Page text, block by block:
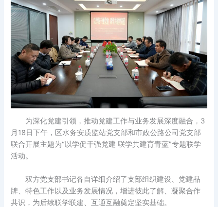
为深化党建引领，推动党建工作与业务发展深度融合，3
月18日下午，区水务安质监站党支部和市政公路公司党支部
联合开展主题为“以学促干强党建 联学共建育青蓝”专题联学
活动。
双方党支部书记各自详细介绍了支部组织建设、党建品
牌、特色工作以及业务发展情况，增进彼此了解、凝聚合作
共识，为后续联学联建、互通互融奠定坚实基础。